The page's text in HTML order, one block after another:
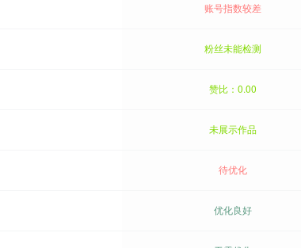
账号指数较差
粉丝未能检测
赞比：0.00
未展示作品
待优化
优化良好